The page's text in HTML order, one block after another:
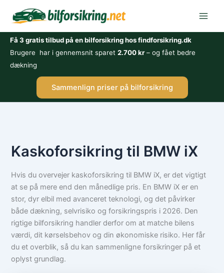
Få 3 gratis tilbud på en bilforsikring hos findforsikring.dk
Brugere har i gennemsnit sparet 2.700 kr– og fået bedre
dækning
Sammenlign priser på bilforsikring
Kaskoforsikring til BMW iX
Hvis du overvejer kaskoforsikring til BMW iX, er det vigtigt
at se på mere end den månedlige pris. En BMW iX er en
stor, dyr elbil med avanceret teknologi, og det påvirker
både dækning, selvrisiko og forsikringspris i 2026. Den
rigtige bilforsikring handler derfor om at matche bilens
værdi, dit kørselsbehov og din økonomiske risiko. Her får
du et overblik, så du kan sammenligne forsikringer på et
oplyst grundlag.